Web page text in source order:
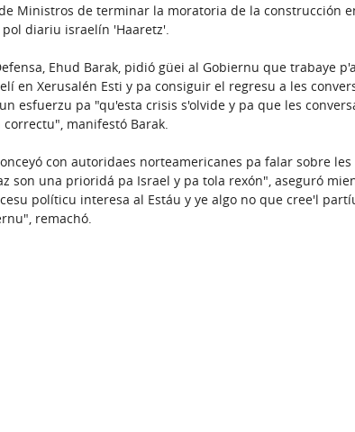
Ministros de terminar la moratoria de la construcción
diariu israelín 'Haaretz'.
Ehud Barak, pidió güei al Gobiernu que trabaye
en Xerusalén Esti y pa consiguir el regresu a les
esfuerzu pa "qu'esta crisis s'olvide y pa que les
manifestó Barak.
con autoridaes norteamericanes pa falar sobre les
son una prioridá pa Israel y pa tola rexón", aseguró
políticu interesa al Estáu y ye algo no que cree'l
remachó.